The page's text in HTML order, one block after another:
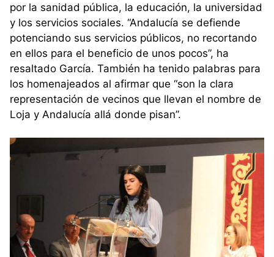
por la sanidad pública, la educación, la universidad
y los servicios sociales. “Andalucía se defiende
potenciando sus servicios públicos, no recortando
en ellos para el beneficio de unos pocos”, ha
resaltado García. También ha tenido palabras para
los homenajeados al afirmar que “son la clara
representación de vecinos que llevan el nombre de
Loja y Andalucía allá donde pisan”.